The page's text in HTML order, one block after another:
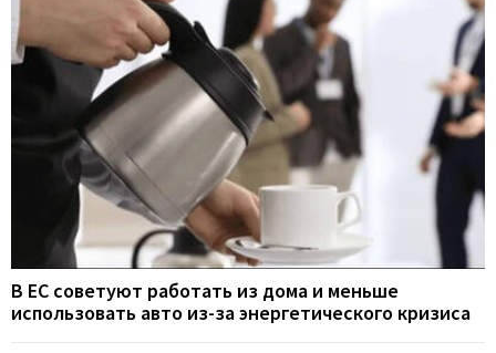
В ЕС советуют работать из дома и меньше
использовать авто из-за энергетического кризиса